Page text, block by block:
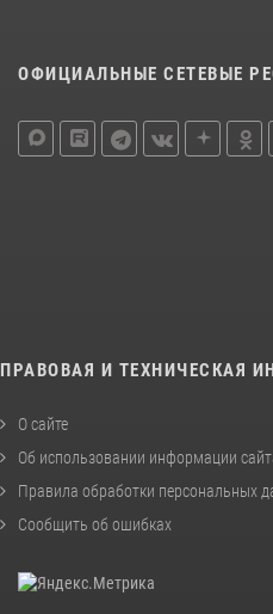
ОФИЦИАЛЬНЫЕ СЕТЕВЫЕ
ПРАВОВАЯ И ТЕХНИЧЕСКАЯ
О сайте
Об использовании информации
Правила обработки персональных
Сообщить об ошибках